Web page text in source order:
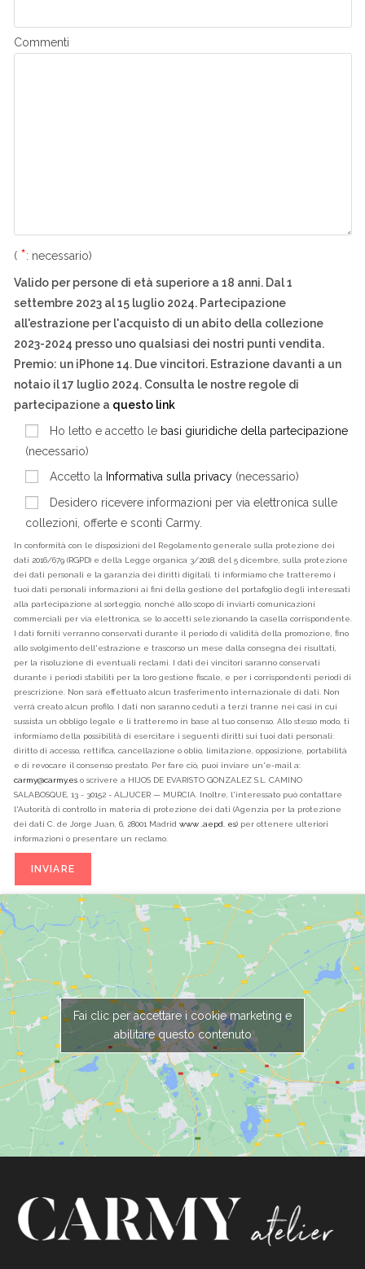
Commenti
( *: necessario)
Valido per persone di età superiore a 18 anni.Dal 1
settembre 2023 al 15 luglio 2024. Partecipazione
all'estrazione per l'acquisto di un abito della collezione
2023-2024 presso uno qualsiasi dei nostri punti vendita.
Premio: un iPhone 14. Due vincitori. Estrazione davanti a un
notaio il 17 luglio 2024. Consulta le nostre regole di
partecipazione a questo link
Ho letto e accetto le basi giuridiche della partecipazione
(necessario)
Accetto la Informativa sulla privacy(necessario)
Desidero ricevere informazioni per via elettronica sulle
collezioni, offerte e sconti Carmy.
In conformità con le disposizioni del Regolamento generale sulla protezione dei
dati 2016/679 (RGPD) e della Legge organica 3/2018, del 5 dicembre, sulla protezione
dei dati personali e la garanzia dei diritti digitali, ti informiamo che tratteremo i
tuoi dati personali informazioni ai fini della gestione del portafoglio degli interessati
alla partecipazione al sorteggio, nonché allo scopo di inviarti comunicazioni
commerciali per via elettronica, se lo accetti selezionando la casella corrispondente.
I dati forniti verranno conservati durante il periodo di validità della promozione, fino
allo svolgimento dell'estrazione e trascorso un mese dalla consegna dei risultati,
per la risoluzione di eventuali reclami. I dati dei vincitori saranno conservati
durante i periodi stabiliti per la loro gestione fiscale, e per i corrispondenti periodi di
prescrizione. Non sarà effettuato alcun trasferimento internazionale di dati. Non
verrà creato alcun profilo. I dati non saranno ceduti a terzi tranne nei casi in cui
sussista un obbligo legale e li tratteremo in base al tuo consenso. Allo stesso modo, ti
informiamo della possibilità di esercitare i seguenti diritti sui tuoi dati personali:
diritto di accesso, rettifica, cancellazione o oblio, limitazione, opposizione, portabilità
e di revocare il consenso prestato. Per fare ciò, puoi inviare un'e-mail a:
carmy@carmy.eso scrivere a HIJOS DE EVARISTO GONZALEZ S.L. CAMINO
SALABOSQUE, 13 - 30152 - ALJUCER — MURCIA. Inoltre, l'interessato può contattare
l'Autorità di controllo in materia di protezione dei dati (Agenzia per la protezione
dei dati C. de Jorge Juan, 6, 28001 Madrid www .aepd. es) per ottenere ulteriori
informazioni o presentare un reclamo.
Fai clic per accettare i cookie marketing e
abilitare questo contenuto